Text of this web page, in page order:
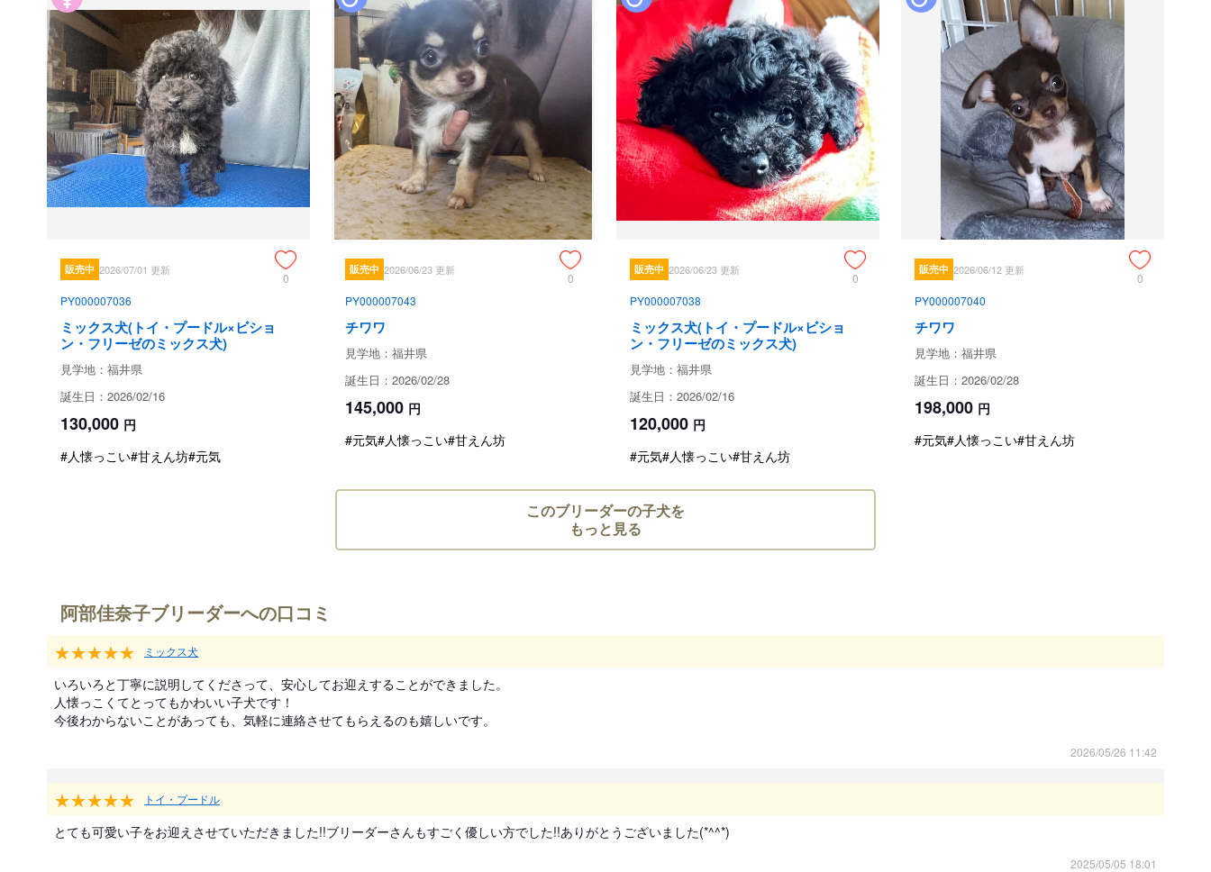
引き渡し後のサポート
電話やLINE等でいつでもご相談してください。
見学、受け渡しについて
犬舎所在地 福井県あわら市東山
現金
クレジット（VISA.JCB.マスターカード.アメックス）
銀行振込
予約金
一律50000円ご入金いただいてます。お客さまご都合のキャ
ンセル時は返金できかねます。
見学についての注意事項
前日までにご予約お願い致します。ご見学前の他店、ショップ、ブリーダー様の立ち寄りは感
染対策のためご遠慮ください。
引き渡し時期についての注意事項
措置が設けられています。
必ず事業所にて見学・対面を行った上、お迎えいただきますよう、お願いいたします。
販売中 2026/07/01 更新
0
PY000007036
ミックス犬(トイ・プードル×ビショ
ン・フリーゼのミックス犬)
見学地：福井県
誕生日：2026/02/16
130,000 円
#人懐っこい#甘えん坊#元気
販売中 2026/06/23 更新
0
PY000007043
チワワ
見学地：福井県
誕生日：2026/02/28
145,000 円
#元気#人懐っこい#甘えん坊
販売中 2026/06/23 更新
0
PY000007038
ミックス犬(トイ・プードル×ビショ
ン・フリーゼのミックス犬)
見学地：福井県
誕生日：2026/02/16
120,000 円
#元気#人懐っこい#甘えん坊
販売中 2026/06/12 更新
0
PY000007040
チワワ
見学地：福井県
誕生日：2026/02/28
198,000 円
#元気#人懐っこい#甘えん坊
このブリーダーの子犬を
もっと見る
阿部佳奈子ブリーダーへの口コミ
★★★★★ ミックス犬
いろいろと丁寧に説明してくださって、安心してお迎えすることができました。
人懐っこくてとってもかわいい子犬です！
今後わからないことがあっても、気軽に連絡させてもらえるのも嬉しいです。
2026/05/26 11:42
★★★★★ トイ・プードル
とても可愛い子をお迎えさせていただきました!!ブリーダーさんもすごく優しい方でした!!ありがとうございました(*^^*)
2025/05/05 18:01